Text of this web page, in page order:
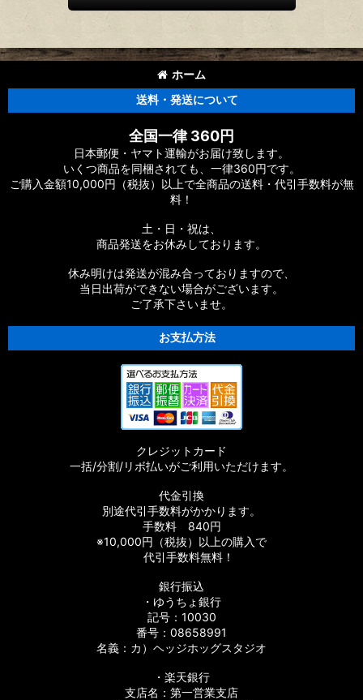
ホーム
送料・発送について
全国一律 360円
日本郵便・ヤマト運輸がお届け致します。
いくつ商品を同梱されても、一律360円です。
ご購入金額10,000円（税抜）以上で全商品の送料・代引手数料が無
料！
土・日・祝は、
商品発送をお休みしております。
休み明けは発送が混み合っておりますので、
当日出荷ができない場合がございます。
ご了承下さいませ。
お支払方法
クレジットカード
一括/分割/リボ払いがご利用いただけます。
代金引換
別途代引手数料がかかります。
手数料 840円
※10,000円（税抜）以上の購入で
代引手数料無料！
銀行振込
・ゆうちょ銀行
記号：10030
番号：08658991
名義：カ）ヘッジホッグスタジオ
・楽天銀行
支店名：第一営業支店